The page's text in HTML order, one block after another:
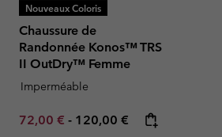
Nouveaux Coloris
Chaussure de
Randonnée Konos™ TRS
II OutDry™ Femme
Imperméable
Minimum sale price:
72,00 € - Maximum price:
120,00 €